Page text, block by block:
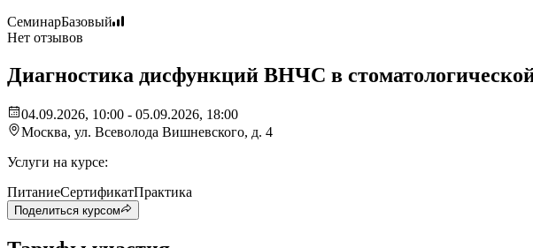
СеминарБазовый
Нет отзывов
Диагностика дисфункций ВНЧС в
04.09.2026, 10:00 - 05.09.2026, 18:00
Москва, ул. Всеволода Вишневского, д. 4
Услуги на курсе:
ПитаниеСертификатПрактика
Поделиться курсом